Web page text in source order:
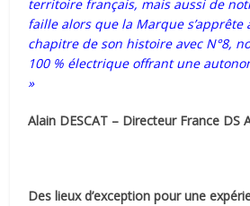
territoire français, mais aussi de
faille alors que la Marque s’apprête
chapitre de son histoire avec N°8,
100 % électrique offrant une
»
Alain DESCAT – Directeur France DS
Des lieux d’exception pour une